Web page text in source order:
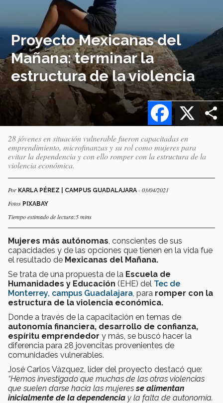
Proyecto Mexicanas del
Mañana: terminar la
estructura de la violencia
X
Facebook
28 jóvenes en situación vulnerable fueron capacitadas en
emprendimiento, microfinanzas y su rol como mujeres para
evitar la dependencia y con ello romper con la estructura de la
violencia económica.
Por KARLA PÉREZ | CAMPUS GUADALAJARA - 03/04/2021
Fotos PIXABAY
Tiempo estimado de lectura:5 mins
Mujeres más autónomas , conscientes de sus
capacidades y de las opciones que tienen en la vida fue
el resultado de Mexicanas del Mañana.
Se trata de una propuesta de la Escuela de
Humanidades y Educación (EHE) del Tec de
Monterrey, campus Guadalajara , para romper con la
estructura de la violencia económica.
Donde a través de la capacitación en temas de
autonomía financiera, desarrollo de confianza,
espíritu emprendedor y más, se buscó hacer la
diferencia para 28 jovencitas provenientes de
comunidades vulnerables.
José Carlos Vázquez, líder del proyecto destacó que:
“Hemos investigado que muchas de las otras violencias
que suelen darse hacia las mujeresse alimentan
inicialmente de la dependencia y la falta de autonomía.